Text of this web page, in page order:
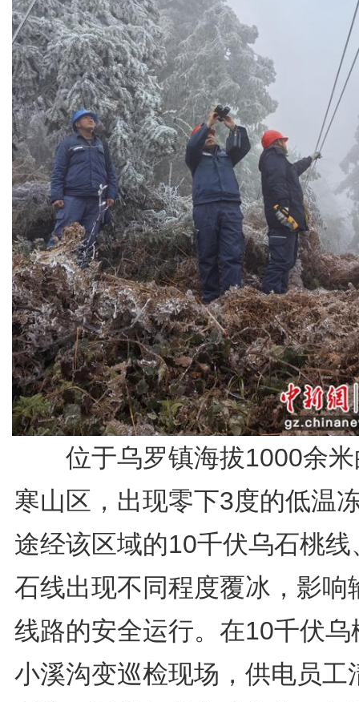
位于乌罗镇海拔1000余米
寒山区，出现零下3度的低温
途经该区域的10千伏乌石桃线
石线出现不同程度覆冰，影响
线路的安全运行。在10千伏乌
小溪沟变巡检现场，供电员工